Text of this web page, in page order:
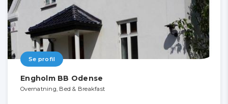
Se profil
Engholm BB Odense
Overnatning, Bed & Breakfast